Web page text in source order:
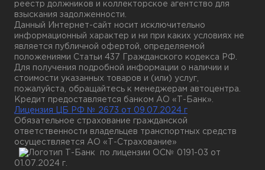
реестр должников и коллекторское агентство для
взыскания задолженности.
Данный Интернет-сайт носит исключительно
информационный характер и ни при каких условиях не
является публичной офертой, определяемой
положениями Статьи 437 Гражданского кодекса РФ.
Для получения подробной информации о наличии и
стоимости указанных товаров и (или) услуг,
пожалуйста, обращайтесь к менеджерам автоцентра.
Кредит предоставляется банком АО «Т-Банк».
Лицензия ЦБ РФ № 2673 от 09.07.2024 г
Обязательное страхование гражданской
ответственности владельцев транспортных средств
осуществляется АО «Т-Страхование»
по лицензии ОС№ 0191-03 от
01.07.2024 г.